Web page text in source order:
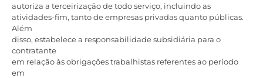
autoriza a terceirização de todo serviço, incluindo as
atividades-fim, tanto de empresas privadas quanto públicas.
Além
disso, estabelece a responsabilidade subsidiária para o
contratante
em relação às obrigações trabalhistas referentes ao período
em